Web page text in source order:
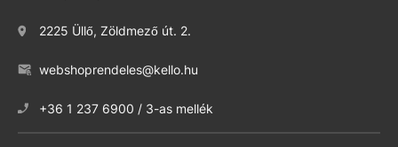
2225 Üllő, Zöldmező út. 2.
webshoprendeles@kello.hu
+36 1 237 6900 / 3-as mellék